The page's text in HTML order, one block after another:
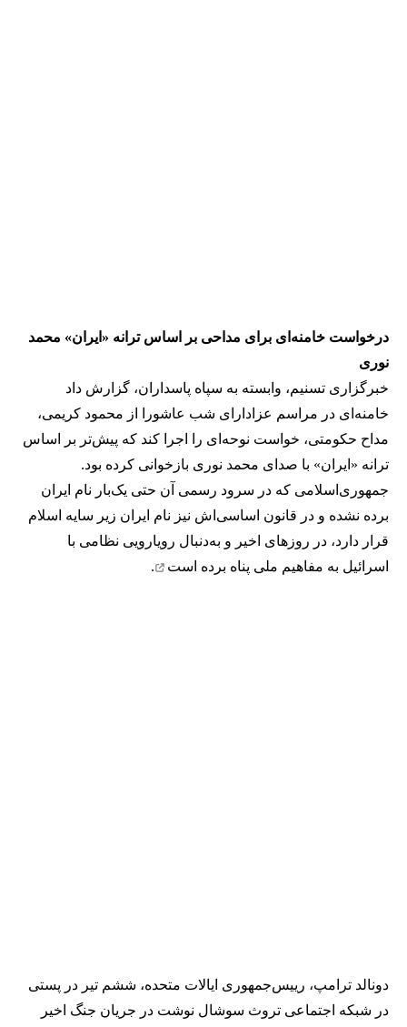
درخواست خامنه‌ای برای مداحی بر اساس ترانه «ایران» محمد
نوری
خبرگزاری تسنیم، وابسته به سپاه پاسداران، گزارش داد
خامنه‌ای در مراسم عزادارای شب عاشورا از محمود کریمی،
مداح حکومتی، خواست نوحه‌ای را اجرا کند که پیش‌تر بر اساس
ترانه «ایران» با صدای محمد نوری بازخوانی کرده بود.
جمهوری‌اسلامی که در سرود رسمی آن حتی یک‌بار نام ایران
برده نشده و در قانون اساسی‌اش نیز نام ایران زیر سایه اسلام
قرار دارد، در روزهای اخیر و به‌دنبال رویارویی نظامی با
اسرائیل به مفاهیم ملی پناه برده است .
دونالد ترامپ، رییس‌جمهوری ایالات متحده، ششم تیر در پستی
در شبکه اجتماعی تروث سوشال نوشت در جریان جنگ اخیر